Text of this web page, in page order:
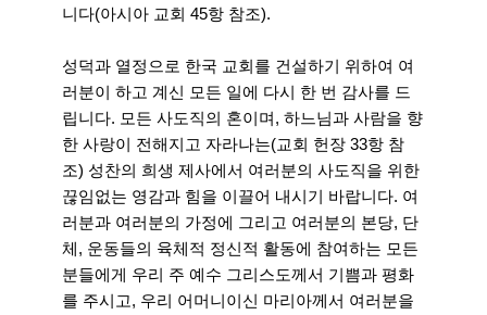
니다(아시아 교회 45항 참조).
성덕과 열정으로 한국 교회를 건설하기 위하여 여
러분이 하고 계신 모든 일에 다시 한 번 감사를 드
립니다. 모든 사도직의 혼이며, 하느님과 사람을 향
한 사랑이 전해지고 자라나는(교회 헌장 33항 참
조) 성찬의 희생 제사에서 여러분의 사도직을 위한
끊임없는 영감과 힘을 이끌어 내시기 바랍니다. 여
러분과 여러분의 가정에 그리고 여러분의 본당, 단
체, 운동들의 육체적 정신적 활동에 참여하는 모든
분들에게 우리 주 예수 그리스도께서 기쁨과 평화
를 주시고, 우리 어머니이신 마리아께서 여러분을